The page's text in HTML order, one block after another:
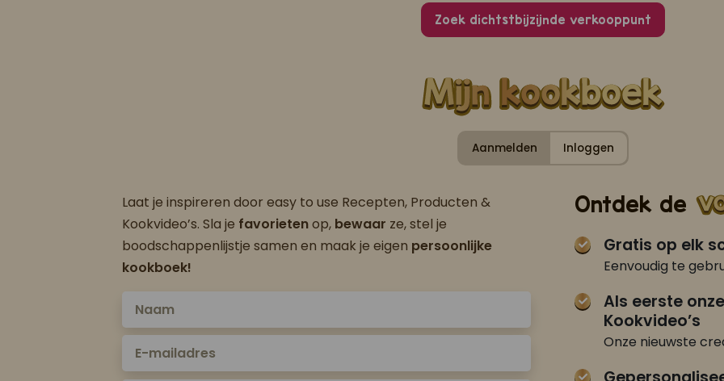
Zoek dichtstbijzijnde verkooppunt
Aanmelden Inloggen
Laat je inspireren door easy to use Recepten, Producten &
Kookvideo’s. Sla je favorietenop, bewaar ze, stel je
boodschappenlijstje samen en maak je eigen persoonlijke
kookboek!
Ontdek de
Gratis op elk
Eenvoudig te
Als eerste
Kookvideo’s
Onze nieuwste